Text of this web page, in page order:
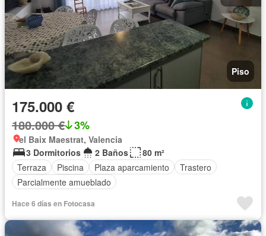
Piso
175.000 €
180.000 € 3%
el Baix Maestrat, Valencia
3 Dormitorios
2 Baños
80 m²
Terraza
Piscina Plaza aparcamiento
Trastero
Parcialmente amueblado
Hace 6 días en Fotocasa